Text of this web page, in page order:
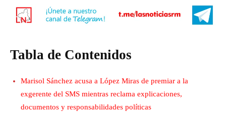
Tabla de Contenidos
Marisol Sánchez acusa a López Miras de premiar a la
exgerente del SMS mientras reclama explicaciones,
documentos y responsabilidades políticas